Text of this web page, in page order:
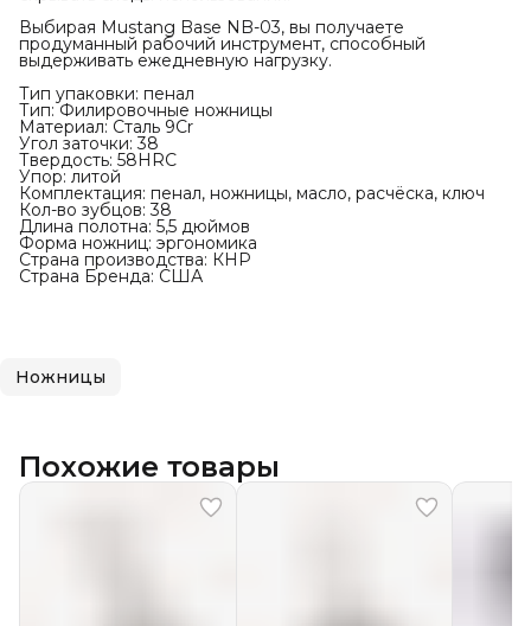
Выбирая Mustang Base NB-03, вы получаете
продуманный рабочий инструмент, способный
выдерживать ежедневную нагрузку.
Тип упаковки: пенал
Тип: Филировочные ножницы
Материал: Сталь 9Cr
Угол заточки: 38
Твердость: 58HRC
Упор: литой
Комплектация: пенал, ножницы, масло, расчёска, ключ
Кол-во зубцов: 38
Длина полотна: 5,5 дюймов
Форма ножниц: эргономика
Страна производства: КНР
Страна Бренда: США
Ножницы
Похожие товары